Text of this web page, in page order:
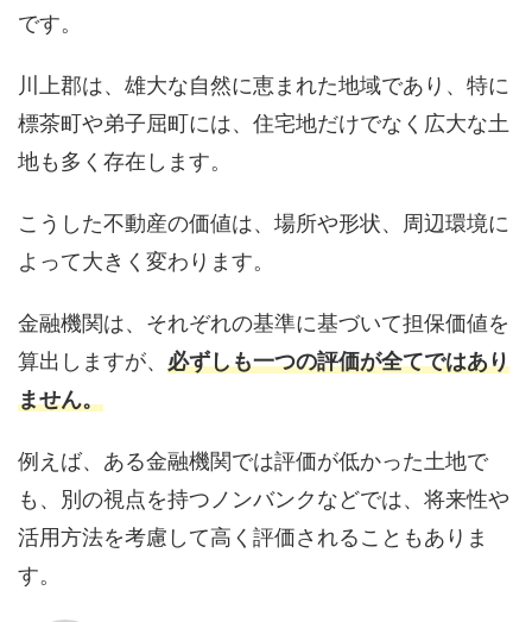
です。
川上郡は、雄大な自然に恵まれた地域であり、特に
標茶町や弟子屈町には、住宅地だけでなく広大な土
地も多く存在します。
こうした不動産の価値は、場所や形状、周辺環境に
よって大きく変わります。
金融機関は、それぞれの基準に基づいて担保価値を
算出しますが、 必ずしも一つの評価が全てではあり
ません。
例えば、ある金融機関では評価が低かった土地で
も、別の視点を持つノンバンクなどでは、将来性や
活用方法を考慮して高く評価されることもありま
す。